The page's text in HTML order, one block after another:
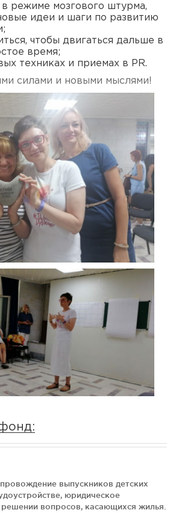
в режиме мозгового штурма,
идеи и шаги по развитию
чтобы двигаться дальше в
время;
техниках и приемах в PR.
силами и новыми мыслями!
выпускников детских
юридическое
вопросов, касающихся жилья.